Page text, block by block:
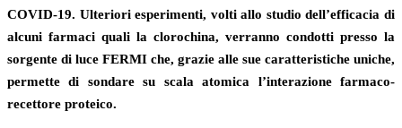
COVID-19. Ulteriori esperimenti, volti allo studio dell’efficacia di
alcuni farmaci quali la clorochina, verranno condotti presso la
sorgente di luce FERMI che, grazie alle sue caratteristiche uniche,
permette di sondare su scala atomica l’interazione farmaco-
recettore proteico.